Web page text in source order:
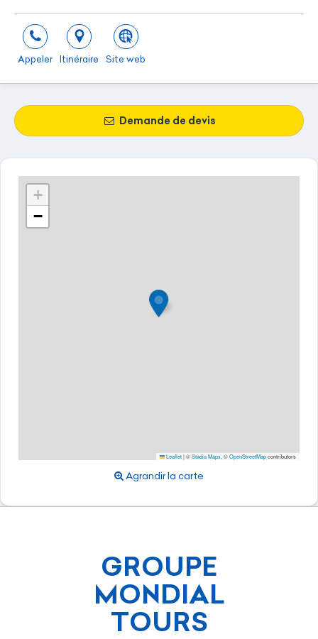
Appeler Itinéraire Site web
Demande de devis
+
−
Leaflet|©Stadia Maps , ©OpenStreetMapcontributors
Agrandir la carte
GROUPE
MONDIAL
TOURS